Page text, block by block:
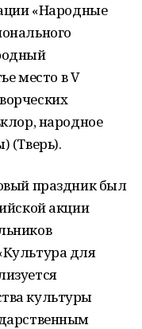
«Народные
место в V
народное
(Тверь).
праздник был
акции
для
культуры